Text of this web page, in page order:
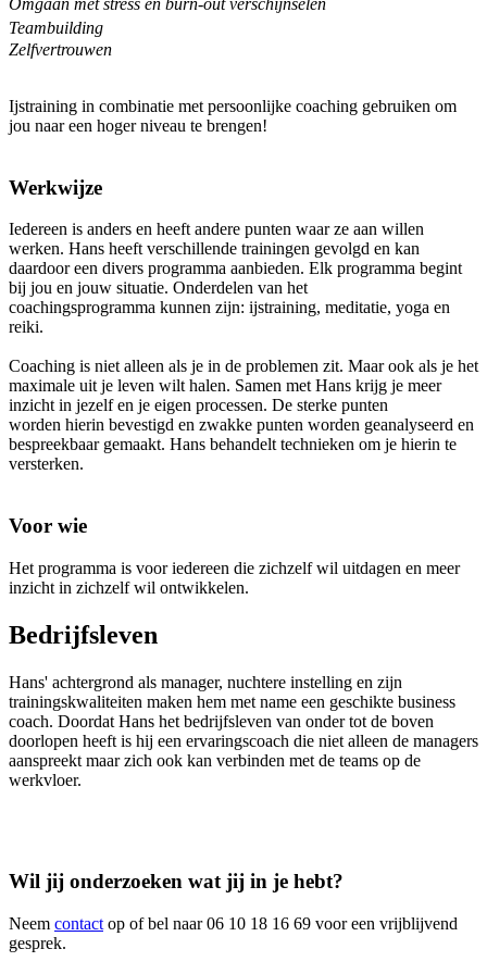
Teambuilding
Zelfvertrouwen
Ijstraining in combinatie met persoonlijke coaching gebruiken om
jou naar een hoger niveau te brengen!
Werkwijze
Iedereen is anders en heeft andere punten waar ze aan willen
werken. Hans heeft verschillende trainingen gevolgd en kan
daardoor een divers programma aanbieden. Elk programma begint
bij jou en jouw situatie. Onderdelen van het
coachingsprogramma kunnen zijn: ijstraining, meditatie, yoga en
reiki.
Coaching is niet alleen als je in de problemen zit. Maar ook als je het
maximale uit je leven wilt halen. Samen met Hans krijg je meer
inzicht in jezelf en je eigen processen. De sterke punten
worden hierin bevestigd en zwakke punten worden geanalyseerd en
bespreekbaar gemaakt. Hans behandelt technieken om je hierin te
versterken.
Voor wie
Het programma is voor iedereen die zichzelf wil uitdagen en meer
inzicht in zichzelf wil ontwikkelen.
Bedrijfsleven
Hans' achtergrond als manager, nuchtere instelling en zijn
trainingskwaliteiten maken hem met name een geschikte business
coach. Doordat Hans het bedrijfsleven van onder tot de boven
doorlopen heeft is hij een ervaringscoach die niet alleen de managers
aanspreekt maar zich ook kan verbinden met de teams op de
werkvloer.
Wil jij onderzoeken wat jij in je hebt?
Neem contact op of bel naar 06 10 18 16 69 voor een vrijblijvend
gesprek.